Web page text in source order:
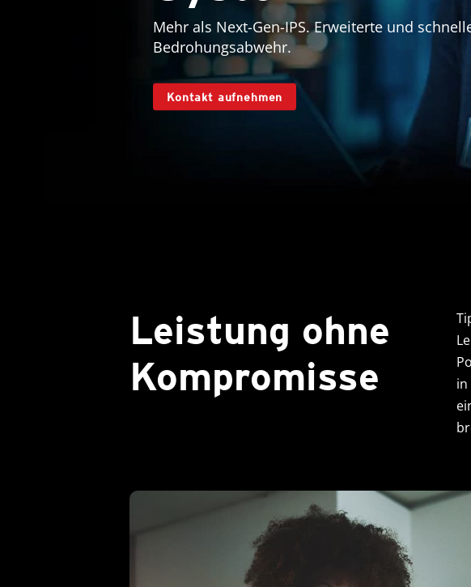
Mehr als Next-Gen-IPS. Erweiterte und
Bedrohungsabwehr.
Kontakt aufnehmen
Leistung ohne
Kompromisse
in